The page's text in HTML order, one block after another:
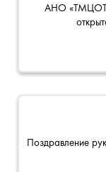
АНО «ТМЦОТ»
Поздравление